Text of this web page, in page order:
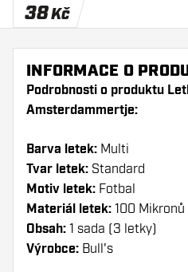
38Kč
INFORMACE O
Podrobnosti o produktu
Amsterdammertje:
Barva letek: Multi
Tvar letek: Standard
Motiv letek: Fotbal
Materiál letek: 100 Mikronů
Obsah: 1 sada (3 letky)
Výrobce: Bull's